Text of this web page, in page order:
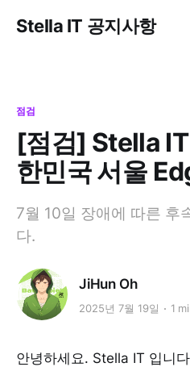
Stella IT 공지사항
점검
[점검] Stella
한민국 서울
7월 10일 장애에 따른 후
다.
JiHun Oh
2025년 7월 19일 1
안녕하세요. Stella IT 입니